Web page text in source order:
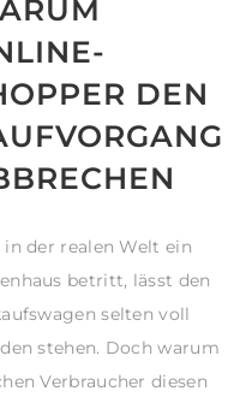
DEN
in der realen Welt ein
betritt, lässt den
selten voll
stehen. Doch warum
Verbraucher diesen